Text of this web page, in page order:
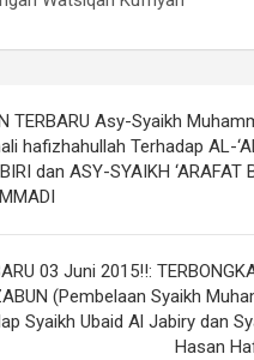
TERBARU Asy-Syaikh
hafizhahullah Terhadap AL-
dan ASY-SYAIKH ‘ARAFAT
03 Juni 2015!!:
(Pembelaan Syaikh
Syaikh Ubaid Al Jabiry dan
Hasan